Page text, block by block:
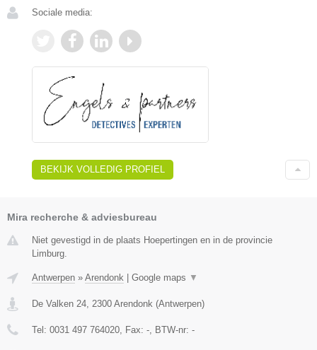
Sociale media:
BEKIJK VOLLEDIG PROFIEL
Mira recherche & adviesbureau
Niet gevestigd in de plaats Hoepertingen en in de provincie
Limburg.
Antwerpen » Arendonk Google maps ▼
De Valken 24, 2300 Arendonk (Antwerpen)
Tel: 0031 497 764020, Fax: -, BTW-nr: -